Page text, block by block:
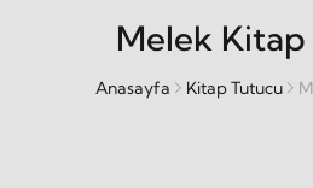
Melek
Anasayfa Kitap Tutucu